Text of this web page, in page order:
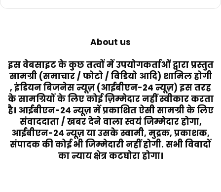
About us
इस वेबसाइट के कुछ तत्वों में उपयोगकर्ताओं द्वारा प्रस्तुत
सामग्री (समाचार / फोटो / विडियो आदि) शामिल होगी
, इंडियन बिजनेस न्यूज़ (आईबीएन-24 न्यूज़) इस तरह
के सामग्रियों के लिए कोई ज़िम्मेदार नहीं स्वीकार करता
है। आईबीएन-24 न्यूज़ में प्रकाशित ऐसी सामग्री के लिए
संवाददाता / खबर देने वाला स्वयं जिम्मेदार होगा,
आईबीएन-24 न्यूज़ या उसके स्वामी, मुद्रक, प्रकाशक,
संपादक की कोई भी जिम्मेदारी नहीं होगी. सभी विवादों
का न्याय क्षेत्र कटघोरा होगा।